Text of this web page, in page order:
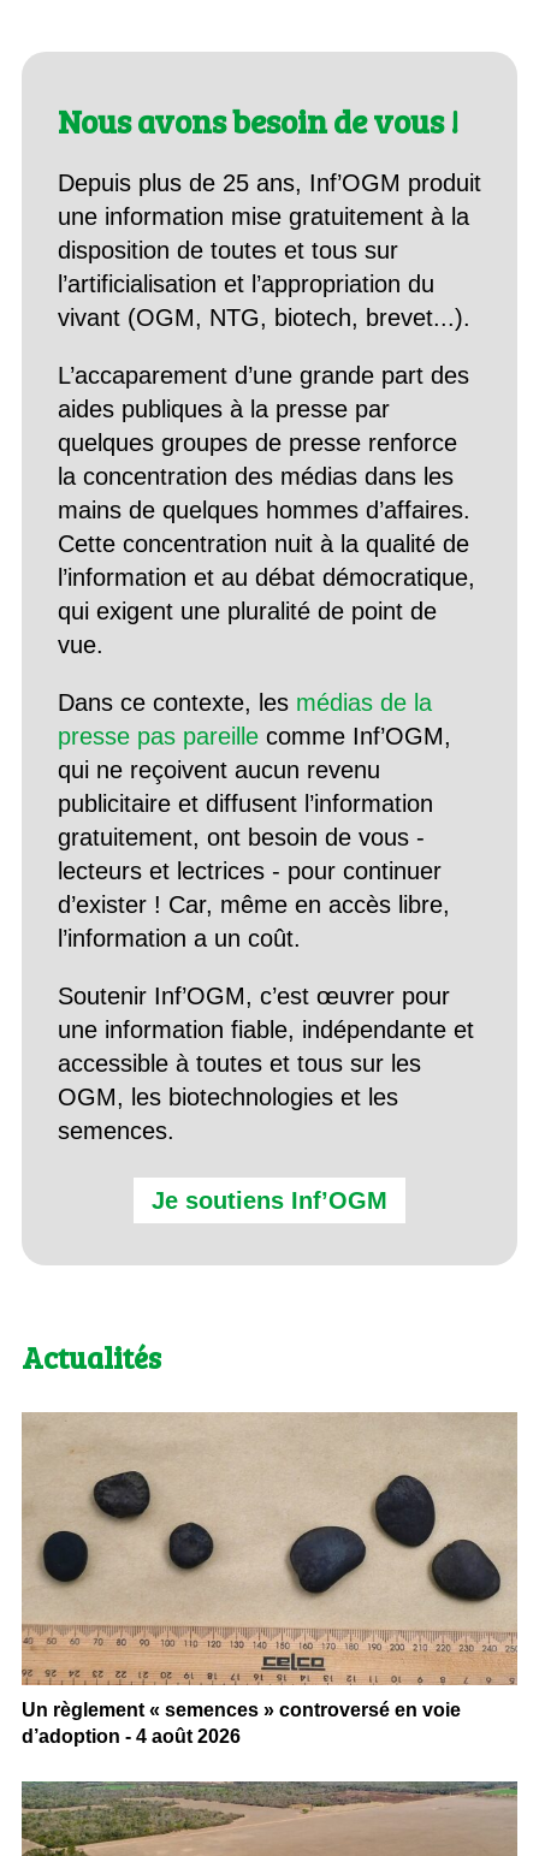
Nous avons besoin de vous !
Depuis plus de 25 ans, Inf’OGM produit
une information mise gratuitement à la
disposition de toutes et tous sur
l’artificialisation et l’appropriation du
vivant (OGM, NTG, biotech, brevet...).
L’accaparement d’une grande part des
aides publiques à la presse par
quelques groupes de presse renforce
la concentration des médias dans les
mains de quelques hommes d’affaires.
Cette concentration nuit à la qualité de
l’information et au débat démocratique,
qui exigent une pluralité de point de
vue.
Dans ce contexte, les médias de la
presse pas pareillecomme Inf’OGM,
qui ne reçoivent aucun revenu
publicitaire et diffusent l’information
gratuitement, ont besoin de vous -
lecteurs et lectrices - pour continuer
d’exister ! Car, même en accès libre,
l’information a un coût.
Soutenir Inf’OGM, c’est œuvrer pour
une information fiable, indépendante et
accessible à toutes et tous sur les
OGM, les biotechnologies et les
semences.
Je soutiens Inf’OGM
Actualités
Un règlement « semences » controversé en voie
d’adoption - 4 août 2026